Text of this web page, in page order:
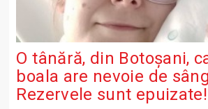
O tânără, din Botoșani,
boala are nevoie de
Rezervele sunt epuizate!